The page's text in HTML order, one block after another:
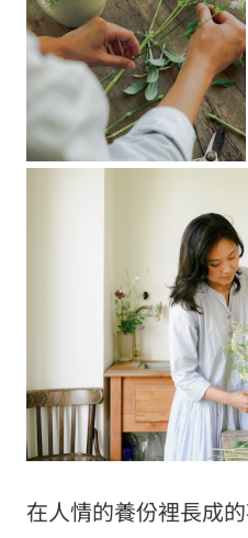
在人情的養份裡長成